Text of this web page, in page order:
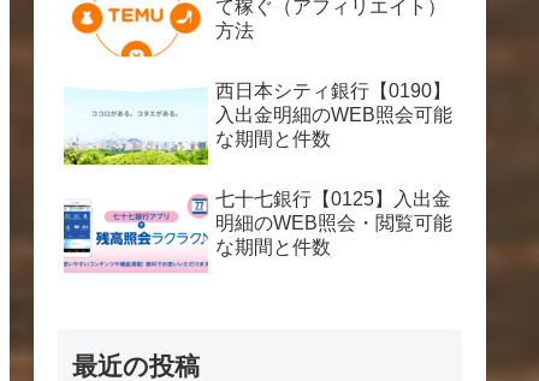
て稼ぐ（アフィリエイト）
方法
西日本シティ銀行【0190】
入出金明細のWEB照会可能
な期間と件数
七十七銀行【0125】入出金
明細のWEB照会・閲覧可能
な期間と件数
最近の投稿